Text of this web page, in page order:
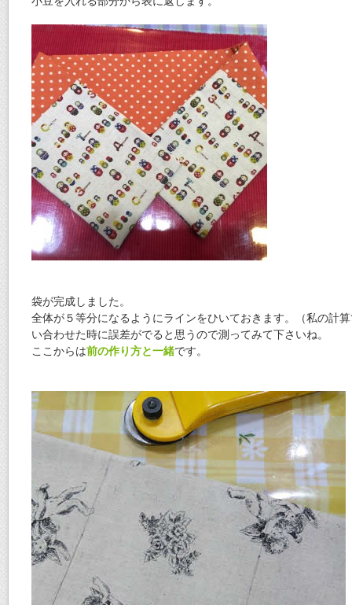
袋が完成しました。
全体が５等分になるようにラインをひいておきます。（私の計
い合わせた時に誤差がでると思うので測ってみて下さいね。
ここからは前の作り方と一緒です。